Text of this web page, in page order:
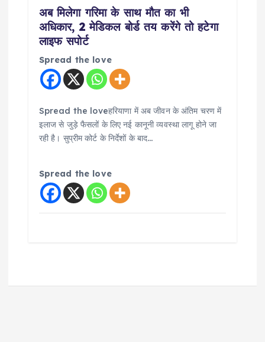
अब मिलेगा गरिमा के साथ मौत का भी
अधिकार, 2 मेडिकल बोर्ड तय करेंगे तो हटेगा
लाइफ सपोर्ट
Spread the love
Spread the loveहरियाणा में अब जीवन के अंतिम चरण में
इलाज से जुड़े फैसलों के लिए नई कानूनी व्यवस्था लागू होने जा
रही है। सुप्रीम कोर्ट के निर्देशों के बाद…
Spread the love